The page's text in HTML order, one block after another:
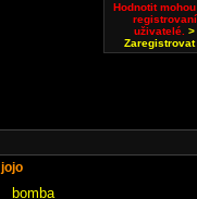
Hodnotit
registrovaní
uživatelé.>
Zaregistrovat
jojo
bomba